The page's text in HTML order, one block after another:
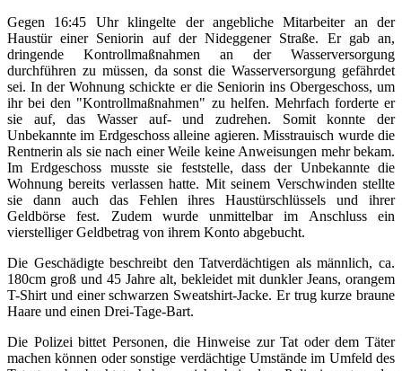
Gegen 16:45 Uhr klingelte der angebliche Mitarbeiter an der
Haustür einer Seniorin auf der Nideggener Straße. Er gab an,
dringende Kontrollmaßnahmen an der Wasserversorgung
durchführen zu müssen, da sonst die Wasserversorgung gefährdet
sei. In der Wohnung schickte er die Seniorin ins Obergeschoss, um
ihr bei den "Kontrollmaßnahmen" zu helfen. Mehrfach forderte er
sie auf, das Wasser auf- und zudrehen. Somit konnte der
Unbekannte im Erdgeschoss alleine agieren. Misstrauisch wurde die
Rentnerin als sie nach einer Weile keine Anweisungen mehr bekam.
Im Erdgeschoss musste sie feststelle, dass der Unbekannte die
Wohnung bereits verlassen hatte. Mit seinem Verschwinden stellte
sie dann auch das Fehlen ihres Haustürschlüssels und ihrer
Geldbörse fest. Zudem wurde unmittelbar im Anschluss ein
vierstelliger Geldbetrag von ihrem Konto abgebucht.
Die Geschädigte beschreibt den Tatverdächtigen als männlich, ca.
180cm groß und 45 Jahre alt, bekleidet mit dunkler Jeans, orangem
T-Shirt und einer schwarzen Sweatshirt-Jacke. Er trug kurze braune
Haare und einen Drei-Tage-Bart.
Die Polizei bittet Personen, die Hinweise zur Tat oder dem Täter
machen können oder sonstige verdächtige Umstände im Umfeld des